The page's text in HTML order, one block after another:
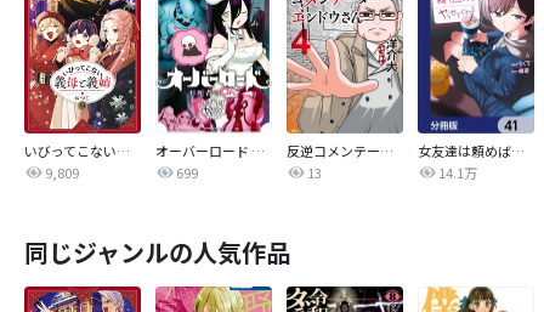
いびってこない義母と義姉
9,809
オーバーロード 不死者のOh!
699
反逆コメンテーターエンドウさん
13
女友達は頼めば意外とヤらせてくれる【分冊版】
14.1万
同じジャンルの人気作品